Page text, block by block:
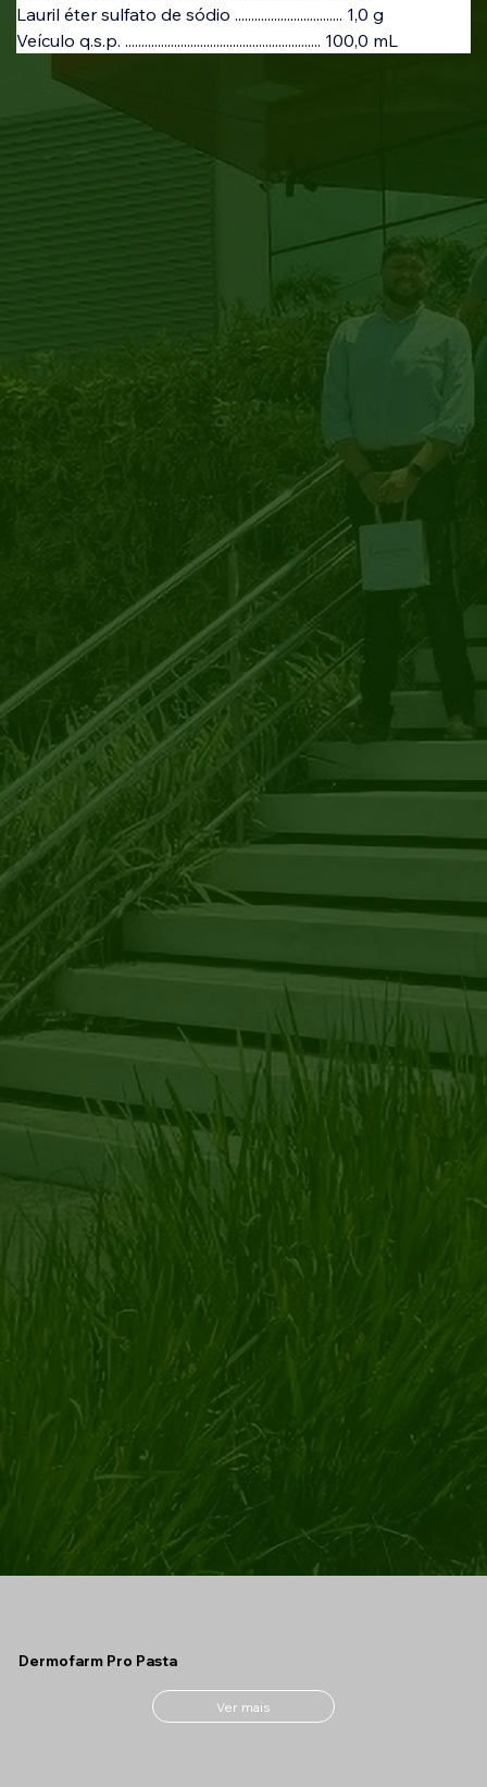
Lauril éter sulfato de sódio ................................. 1,0 g
Veículo q.s.p. ............................................................ 100,0 mL
Dermofarm Pro Pasta
Ver mais